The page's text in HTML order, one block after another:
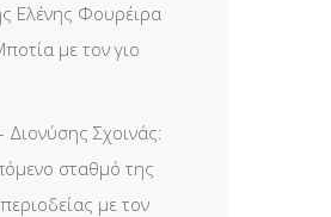
Ελένης Φουρέιρα
με τον γιο
Διονύσης Σχοινάς:
σταθμό της
με τον